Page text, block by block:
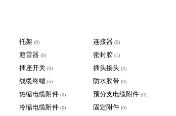
托架 (0) 连接器 (6)
避雷器 (0) 密封胶 (1)
插座开关 (0) 插头接头 (3)
线缆终端 (5) 防水胶带 (0)
热缩电缆附件 (0) 预分支电缆附件 (0)
冷缩电缆附件 (0) 固定附件 (0)